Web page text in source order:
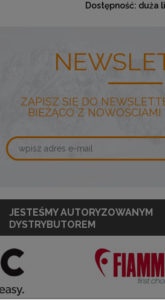
Dostępność: duża
ZAPISZ SIĘ DO
BIEŻĄCO Z NOWOŚCIAMI
JESTEŚMY AUTORYZOWANYM
DYSTRYBUTOREM